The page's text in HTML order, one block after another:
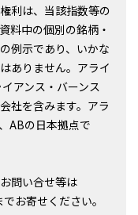
利は、当該指数等の
料中の個別の銘柄・
例示であり、いかな
ありません。アライ
アンス・バーンス
社を含みます。アラ
ABの日本拠点で
問い合せ等は
でお寄せください。